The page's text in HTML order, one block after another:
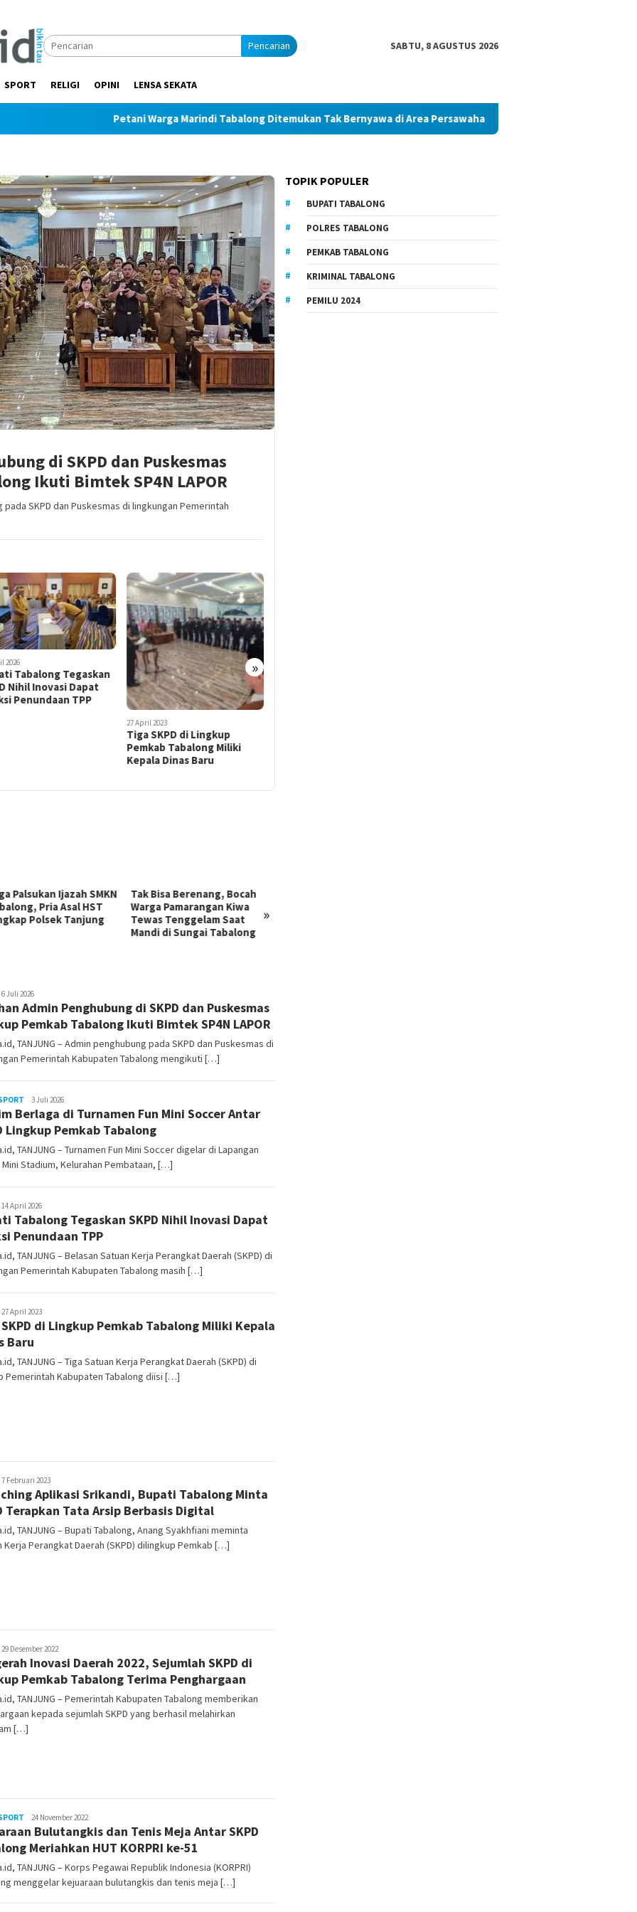
Pencarian SABTU, 8 AGUSTUS 2026
SPORT RELIGI OPINI LENSA SEKATA
Petani Warga Marindi Tabalong Ditemukan Tak Bernyawa di Area Persawahan Diduga Palsukan Ijazah SMKN di
di SKPD dan Puskesmas
Ikuti Bimtek SP4N LAPOR
pada SKPD dan Puskesmas di lingkungan Pemerintah
»
7 Februari 2023
Launching Aplikasi
Srikandi, Bupati Tabalong
Minta SKPD Terapkan Tata
»
Berenang, Bocah
Pamarangan Kiwa
Tenggelam Saat
Ngamuk Bawa Parang, Pria
Diduga ODGJ di Pulau Ku’u
Tanta Diamankan Polres
Tabalong
sekata.id
6 Juli 2026
Admin Penghubung di SKPD dan Puskesmas
Pemkab Tabalong Ikuti Bimtek SP4N LAPOR
TANJUNG – Admin penghubung pada SKPD dan Puskesmas di
Pemerintah Kabupaten Tabalong mengikuti […]
sekata.id
3 Juli 2026
Berlaga di Turnamen Fun Mini Soccer Antar
Lingkup Pemkab Tabalong
TANJUNG – Turnamen Fun Mini Soccer digelar di Lapangan
Mini Stadium, Kelurahan Pembataan, […]
sekata.id
14 April 2026
Tabalong Tegaskan SKPD Nihil Inovasi Dapat
Penundaan TPP
TANJUNG – Belasan Satuan Kerja Perangkat Daerah (SKPD) di
Pemerintah Kabupaten Tabalong masih […]
sekata.id
27 April 2023
di Lingkup Pemkab Tabalong Miliki Kepala
Baru
TANJUNG – Tiga Satuan Kerja Perangkat Daerah (SKPD) di
Pemerintah Kabupaten Tabalong diisi […]
sekata.id
7 Februari 2023
Aplikasi Srikandi, Bupati Tabalong Minta
Terapkan Tata Arsip Berbasis Digital
TANJUNG – Bupati Tabalong, Anang Syakhfiani meminta
Kerja Perangkat Daerah (SKPD) dilingkup Pemkab […]
sekata.id
29 Desember 2022
Inovasi Daerah 2022, Sejumlah SKPD di
Pemkab Tabalong Terima Penghargaan
TANJUNG – Pemerintah Kabupaten Tabalong memberikan
kepada sejumlah SKPD yang berhasil melahirkan
[…]
sekata.id
24 November 2022
Bulutangkis dan Tenis Meja Antar SKPD
Meriahkan HUT KORPRI ke-51
TANJUNG – Korps Pegawai Republik Indonesia (KORPRI)
menggelar kejuaraan bulutangkis dan tenis meja […]
TOPIK POPULER
BUPATI TABALONG
POLRES TABALONG
PEMKAB TABALONG
KRIMINAL TABALONG
PEMILU 2024